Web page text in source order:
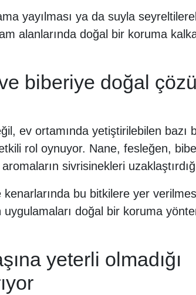
yayılması ya da suyla
alanlarında doğal bir koruma
biberiye doğal
ev ortamında yetiştirilebilen bazı
rol oynuyor. Nane, fesleğen,
sivrisinekleri
bu bitkilere yer
doğal bir koruma
yeterli olmadığı